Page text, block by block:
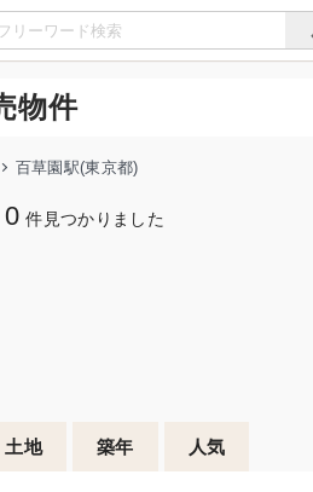
物件
百草園駅(東京都)
0 件見つかりました
土地 築年 人気